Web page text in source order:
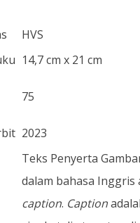
HVS
14,7 cm x 21 cm
75
2023
Teks Penyerta
dalam bahasa Inggris
caption. Caption